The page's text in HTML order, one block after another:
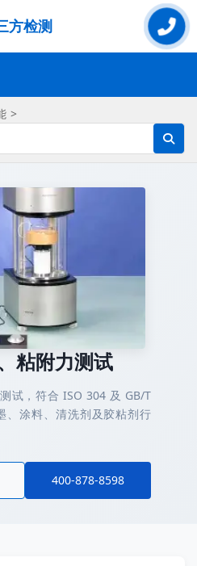
方检测
>
粘附力测试
试，符合 ISO 304 及 GB/T
、涂料、清洗剂及胶粘剂行
400-878-8598